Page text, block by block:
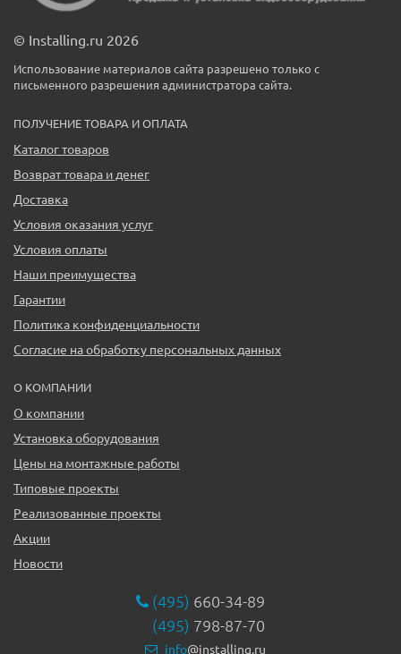
© Installing.ru 2026
Использование материалов сайта разрешено только с
письменного разрешения администратора сайта.
ПОЛУЧЕНИЕ ТОВАРА И ОПЛАТА
Каталог товаров
Возврат товара и денег
Доставка
Условия оказания услуг
Условия оплаты
Наши преимущества
Гарантии
Политика конфиденциальности
Согласие на обработку персональных данных
О КОМПАНИИ
О компании
Установка оборудования
Цены на монтажные работы
Типовые проекты
Реализованные проекты
Акции
Новости
(495) 660-34-89
(495) 798-87-70
info@installing.ru